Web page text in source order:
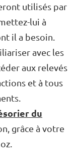
utilisés par
lui à
il a besoin.
avec les
aux relevés
et à tous
du
grâce à votre